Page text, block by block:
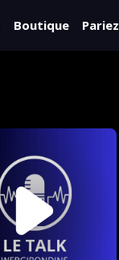
Boutique Pariez